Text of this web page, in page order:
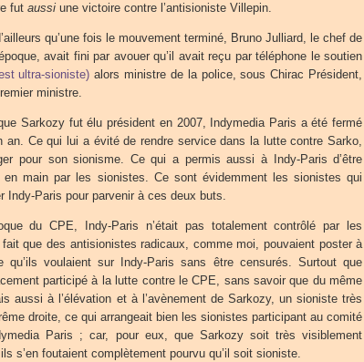
fut aussi une victoire contre l’antisioniste Villepin.
qu’une fois le mouvement terminé, Bruno Julliard, le chef de
avait fini par avouer qu’il avait reçu par téléphone le soutien
ultra-sioniste) alors ministre de la police, sous Chirac Président,
ministre.
Sarkozy fut élu président en 2007, Indymedia Paris a été fermé
an. Ce qui lui a évité de rendre service dans la lutte contre Sarko,
pour son sionisme. Ce qui a permis aussi à Indy-Paris d’être
en main par les sionistes. Ce sont évidemment les sionistes qui
Indy-Paris pour parvenir à ces deux buts.
du CPE, Indy-Paris n’était pas totalement contrôlé par les
que des antisionistes radicaux, comme moi, pouvaient poster à
qu’ils voulaient sur Indy-Paris sans être censurés. Surtout que
participé à la lutte contre le CPE, sans savoir que du même
aussi à l’élévation et à l’avènement de Sarkozy, un sioniste très
droite, ce qui arrangeait bien les sionistes participant au comité
Paris ; car, pour eux, que Sarkozy soit très visiblement
s’en foutaient complètement pourvu qu’il soit sioniste.